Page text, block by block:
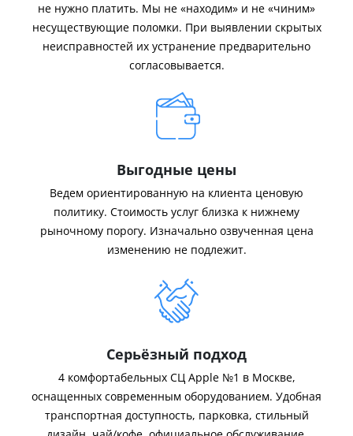
не нужно платить. Мы не «находим» и не «чиним»
несуществующие поломки. При выявлении скрытых
неисправностей их устранение предварительно
согласовывается.
Выгодные цены
Ведем ориентированную на клиента ценовую
политику. Стоимость услуг близка к нижнему
рыночному порогу. Изначально озвученная цена
изменению не подлежит.
Серьёзный подход
4 комфортабельных СЦ Apple №1 в Москве,
оснащенных современным оборудованием. Удобная
транспортная доступность, парковка, стильный